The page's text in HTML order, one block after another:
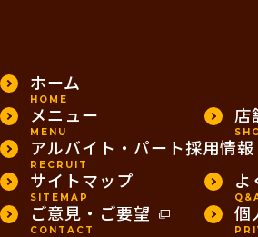
ホーム
HOME
メニュー
MENU
店
アルバイト・パート採用情報
RECRUIT
サイトマップ
SITEMAP
よ
ご意見・ご要望
CONTACT
個